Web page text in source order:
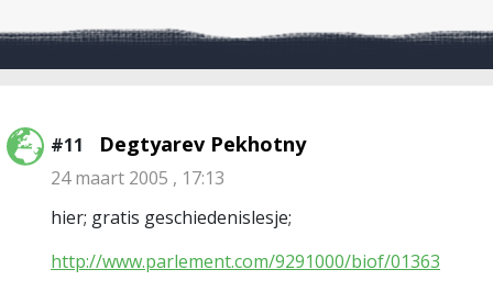
#11 Degtyarev Pekhotny
24 maart 2005 , 17:13
hier; gratis geschiedenislesje;
http://www.parlement.com/9291000/biof/01363